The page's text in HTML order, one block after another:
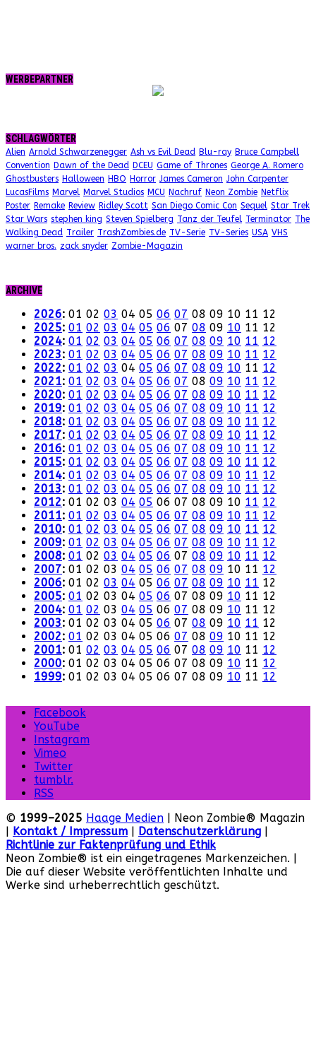
WERBEPARTNER
SCHLAGWÖRTER
Alien Arnold Schwarzenegger Ash vs Evil Dead Blu-ray Bruce Campbell
Convention Dawn of the Dead DCEU Game of Thrones George A. Romero
Ghostbusters Halloween HBO Horror James Cameron John Carpenter
LucasFilms Marvel Marvel Studios MCU Nachruf Neon Zombie Netflix
Poster Remake Review Ridley Scott San Diego Comic Con Sequel Star Trek
Star Wars stephen king Steven Spielberg Tanz der Teufel Terminator The
Walking Dead Trailer TrashZombies.de TV-Serie TV-Series USA VHS
warner bros. zack snyder Zombie-Magazin
ARCHIVE
2026: 01 02 03 04 05 06 07 08 09 10 11 12
2025: 01 02 03 04 05 06 07 08 09 10 11 12
2024: 01 02 03 04 05 06 07 08 09 10 11 12
2023: 01 02 03 04 05 06 07 08 09 10 11 12
2022: 01 02 03 04 05 06 07 08 09 10 11 12
2021: 01 02 03 04 05 06 07 08 09 10 11 12
2020: 01 02 03 04 05 06 07 08 09 10 11 12
2019: 01 02 03 04 05 06 07 08 09 10 11 12
2018: 01 02 03 04 05 06 07 08 09 10 11 12
2017: 01 02 03 04 05 06 07 08 09 10 11 12
2016: 01 02 03 04 05 06 07 08 09 10 11 12
2015: 01 02 03 04 05 06 07 08 09 10 11 12
2014: 01 02 03 04 05 06 07 08 09 10 11 12
2013: 01 02 03 04 05 06 07 08 09 10 11 12
2012: 01 02 03 04 05 06 07 08 09 10 11 12
2011: 01 02 03 04 05 06 07 08 09 10 11 12
2010: 01 02 03 04 05 06 07 08 09 10 11 12
2009: 01 02 03 04 05 06 07 08 09 10 11 12
2008: 01 02 03 04 05 06 07 08 09 10 11 12
2007: 01 02 03 04 05 06 07 08 09 10 11 12
2006: 01 02 03 04 05 06 07 08 09 10 11 12
2005: 01 02 03 04 05 06 07 08 09 10 11 12
2004: 01 02 03 04 05 06 07 08 09 10 11 12
2003: 01 02 03 04 05 06 07 08 09 10 11 12
2002: 01 02 03 04 05 06 07 08 09 10 11 12
2001: 01 02 03 04 05 06 07 08 09 10 11 12
2000: 01 02 03 04 05 06 07 08 09 10 11 12
1999: 01 02 03 04 05 06 07 08 09 10 11 12
Facebook
YouTube
Instagram
Vimeo
Twitter
tumblr.
RSS
© 1999–2025 Haage Medien | Neon Zombie® Magazin
Kontakt / Impressum Datenschutzerklärung
Richtlinie zur Faktenprüfung und Ethik
Neon Zombie® ist ein eingetragenes Markenzeichen. |
Die auf dieser Website veröffentlichten Inhalte und
Werke sind urheberrechtlich geschützt.